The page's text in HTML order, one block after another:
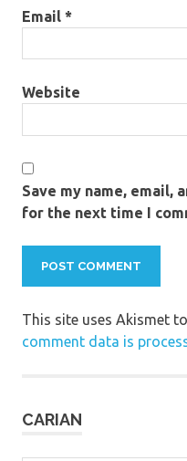
Email *
Website
Save my name, email,
for the next time I
This site uses Akismet
comment data is
CARIAN